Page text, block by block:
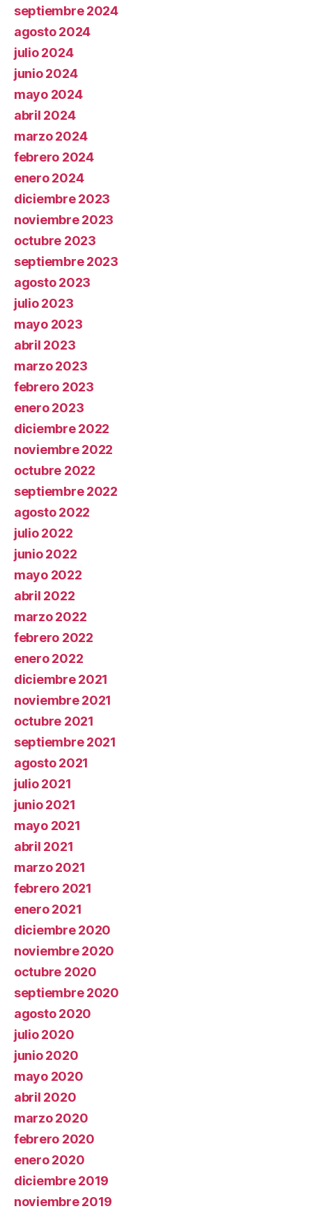
septiembre 2024
agosto 2024
julio 2024
junio 2024
mayo 2024
abril 2024
marzo 2024
febrero 2024
enero 2024
diciembre 2023
noviembre 2023
octubre 2023
septiembre 2023
agosto 2023
julio 2023
mayo 2023
abril 2023
marzo 2023
febrero 2023
enero 2023
diciembre 2022
noviembre 2022
octubre 2022
septiembre 2022
agosto 2022
julio 2022
junio 2022
mayo 2022
abril 2022
marzo 2022
febrero 2022
enero 2022
diciembre 2021
noviembre 2021
octubre 2021
septiembre 2021
agosto 2021
julio 2021
junio 2021
mayo 2021
abril 2021
marzo 2021
febrero 2021
enero 2021
diciembre 2020
noviembre 2020
octubre 2020
septiembre 2020
agosto 2020
julio 2020
junio 2020
mayo 2020
abril 2020
marzo 2020
febrero 2020
enero 2020
diciembre 2019
noviembre 2019